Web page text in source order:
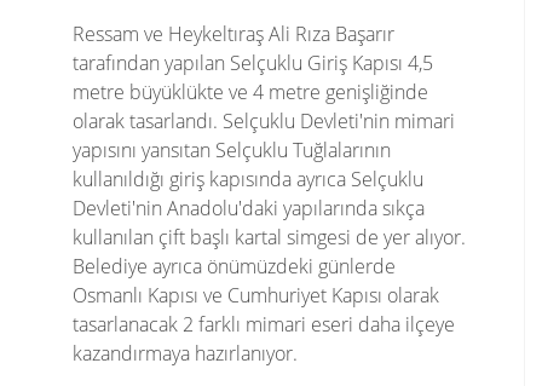
Ressam ve Heykeltıraş Ali Rıza Başarır
tarafından yapılan Selçuklu Giriş Kapısı 4,5
metre büyüklükte ve 4 metre genişliğinde
olarak tasarlandı. Selçuklu Devleti'nin mimari
yapısını yansıtan Selçuklu Tuğlalarının
kullanıldığı giriş kapısında ayrıca Selçuklu
Devleti'nin Anadolu'daki yapılarında sıkça
kullanılan çift başlı kartal simgesi de yer alıyor.
Belediye ayrıca önümüzdeki günlerde
Osmanlı Kapısı ve Cumhuriyet Kapısı olarak
tasarlanacak 2 farklı mimari eseri daha ilçeye
kazandırmaya hazırlanıyor.